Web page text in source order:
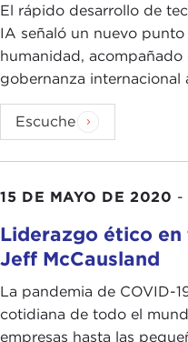
El rápido desarrollo de
IA señaló un nuevo
humanidad, acompañado
gobernanza internacional
Escuche
15 DE MAYO DE 2020 -
Liderazgo ético
Jeff McCausland
La pandemia de COVID-
cotidiana de todo el
empresas hasta las